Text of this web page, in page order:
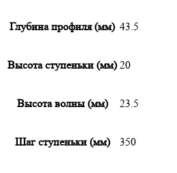
Глубина профиля (мм) 43.5
Высота ступеньки (мм) 20
Высота волны (мм) 23.5
Шаг ступеньки (мм) 350